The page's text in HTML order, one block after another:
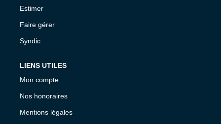
Estimer
Faire gérer
Syndic
LIENS UTILES
Mon compte
Nos honoraires
Mentions légales